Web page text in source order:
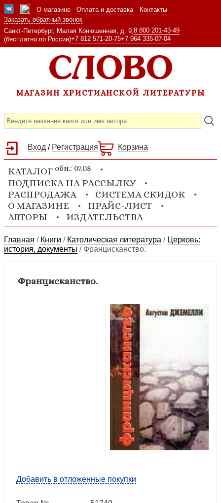
О магазине Оплата и доставка
Контакты
Заказать обратный звонок
Санкт-Петербург, Малая Конюшенная, д. 9, 8 800 201-43-49
(бесплатно по России)+7 812 571-20-75+7 964 335-07-04
МАГАЗИН ХРИСТИАНСКОЙ ЛИТЕРАТУРЫ
Вход / Регистрация Корзина
КАТАЛОГ обн.: 07.08
ПОДПИСКА НА РАССЫЛКУ
РАСПРОДАЖА
СИСТЕМА СКИДОК
О МАГАЗИНЕ
ПРАЙС-ЛИСТ
АВТОРЫ
ИЗДАТЕЛЬСТВА
Главная / Книги / Католическая литература / Церковь:
история, документы / Францисканство.
Францисканство.
Добавить в отложенные покупки